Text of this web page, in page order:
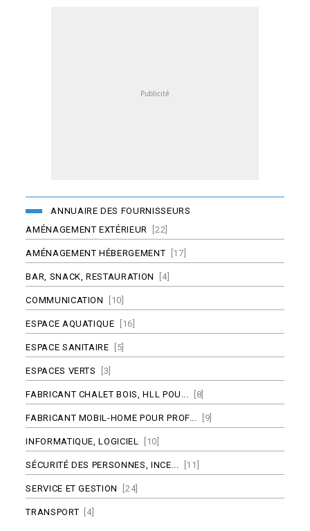
ANNUAIRE DES FOURNISSEURS
AMÉNAGEMENT EXTÉRIEUR [22]
AMÉNAGEMENT HÉBERGEMENT [17]
BAR, SNACK, RESTAURATION [4]
COMMUNICATION [10]
ESPACE AQUATIQUE [16]
ESPACE SANITAIRE [5]
ESPACES VERTS [3]
FABRICANT CHALET BOIS, HLL POU... [8]
FABRICANT MOBIL-HOME POUR PROF... [9]
INFORMATIQUE, LOGICIEL [10]
SÉCURITÉ DES PERSONNES, INCE... [11]
SERVICE ET GESTION [24]
TRANSPORT [4]